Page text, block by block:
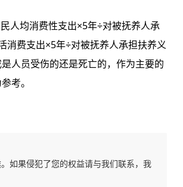
人均消费性支出×5年÷对被抚养人承
消费支出×5年÷对被抚养人承担扶养义
人员受伤的还是死亡的，作为主要的
考。
如果侵犯了您的权益请与我们联系，我